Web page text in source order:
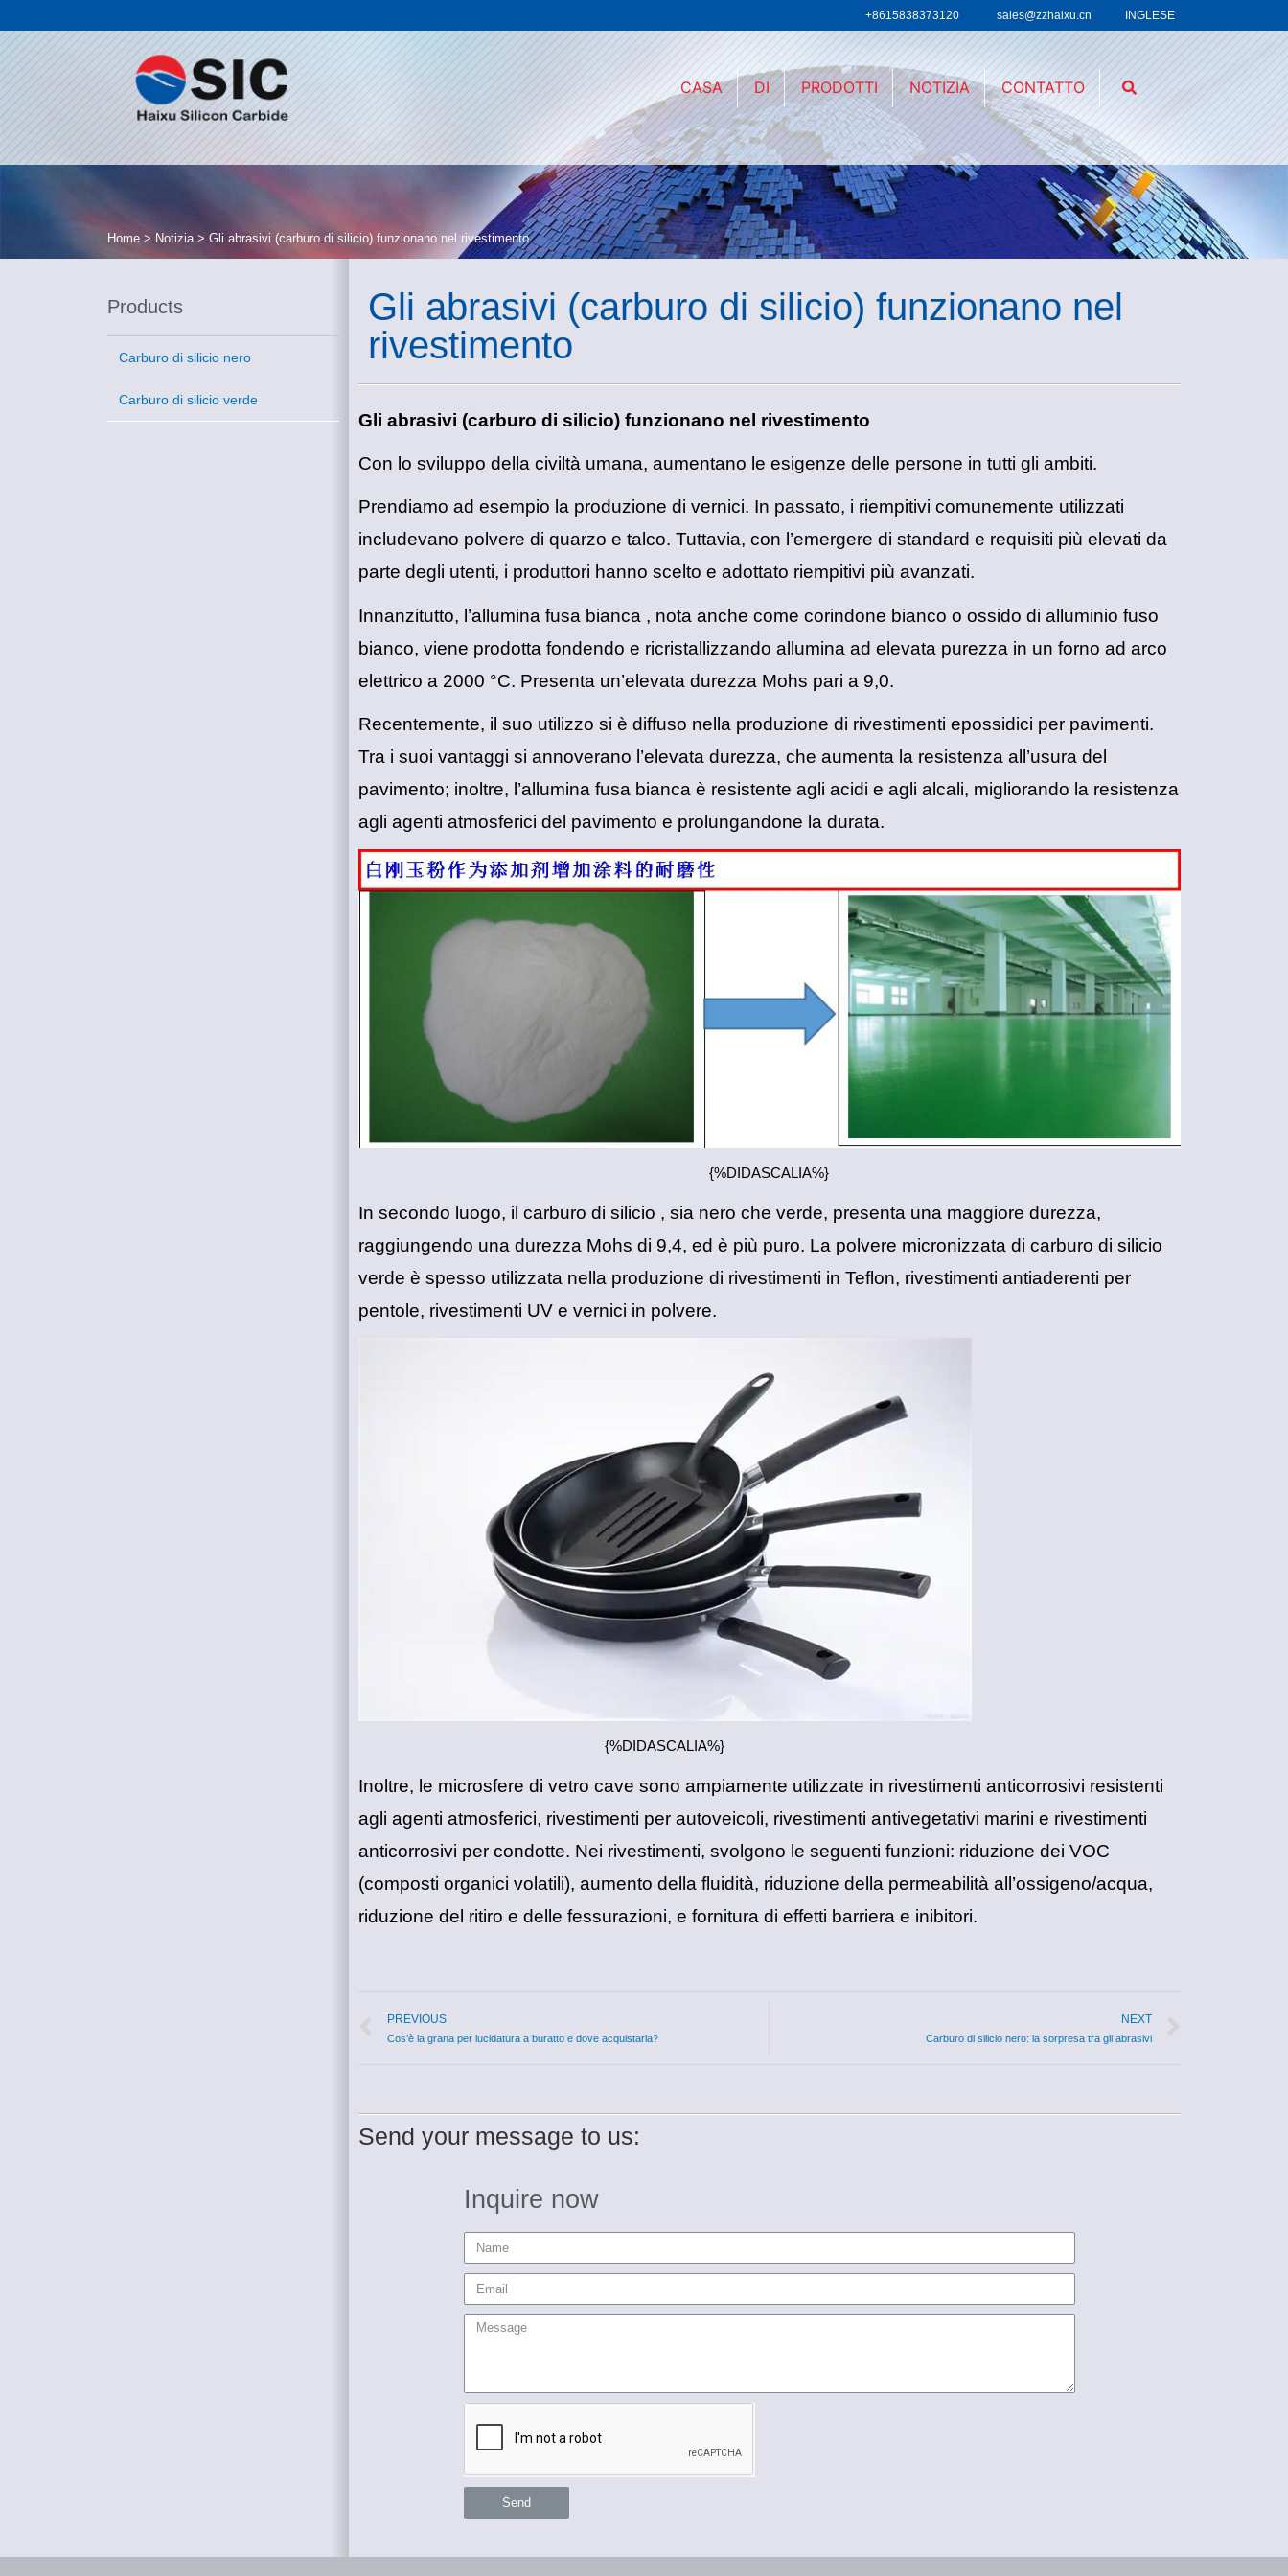
+8615838373120 sales@zzhaixu.cn INGLESE
CASA DI PRODOTTI NOTIZIA CONTATTO
Home > Notizia > Gli abrasivi (carburo di silicio) funzionano nel rivestimento
Products
Carburo di silicio nero
Carburo di silicio verde
Gli abrasivi (carburo di silicio) funzionano nel
rivestimento
Gli abrasivi (carburo di silicio) funzionano nel rivestimento
Con lo sviluppo della civiltà umana, aumentano le esigenze delle persone in tutti gli ambiti.
Prendiamo ad esempio la produzione di vernici. In passato, i riempitivi comunemente utilizzati
includevano polvere di quarzo e talco. Tuttavia, con l’emergere di standard e requisiti più elevati da
parte degli utenti, i produttori hanno scelto e adottato riempitivi più avanzati.
Innanzitutto, l’allumina fusa bianca , nota anche come corindone bianco o ossido di alluminio fuso
bianco, viene prodotta fondendo e ricristallizzando allumina ad elevata purezza in un forno ad arco
elettrico a 2000 °C. Presenta un’elevata durezza Mohs pari a 9,0.
Recentemente, il suo utilizzo si è diffuso nella produzione di rivestimenti epossidici per pavimenti.
Tra i suoi vantaggi si annoverano l’elevata durezza, che aumenta la resistenza all’usura del
pavimento; inoltre, l’allumina fusa bianca è resistente agli acidi e agli alcali, migliorando la resistenza
agli agenti atmosferici del pavimento e prolungandone la durata.
{%DIDASCALIA%}
In secondo luogo, il carburo di silicio , sia nero che verde, presenta una maggiore durezza,
raggiungendo una durezza Mohs di 9,4, ed è più puro. La polvere micronizzata di carburo di silicio
verde è spesso utilizzata nella produzione di rivestimenti in Teflon, rivestimenti antiaderenti per
pentole, rivestimenti UV e vernici in polvere.
{%DIDASCALIA%}
Inoltre, le microsfere di vetro cave sono ampiamente utilizzate in rivestimenti anticorrosivi resistenti
agli agenti atmosferici, rivestimenti per autoveicoli, rivestimenti antivegetativi marini e rivestimenti
anticorrosivi per condotte. Nei rivestimenti, svolgono le seguenti funzioni: riduzione dei VOC
(composti organici volatili), aumento della fluidità, riduzione della permeabilità all’ossigeno/acqua,
riduzione del ritiro e delle fessurazioni, e fornitura di effetti barriera e inibitori.
PREVIOUS
Cos’è la grana per lucidatura a buratto e dove acquistarla?
NEXT
Carburo di silicio nero: la sorpresa tra gli abrasivi
Send your message to us:
Inquire now
Send